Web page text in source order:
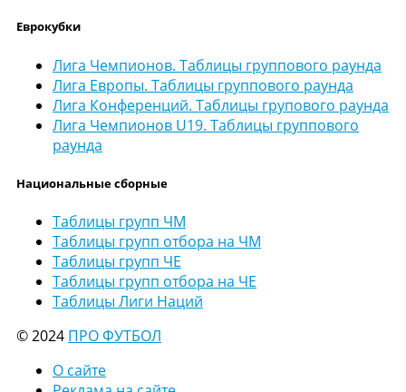
Еврокубки
Лига Чемпионов. Таблицы группового раунда
Лига Европы. Таблицы группового раунда
Лига Конференций. Таблицы групового раунда
Лига Чемпионов U19. Таблицы группового
раунда
Национальные сборные
Таблицы групп ЧМ
Таблицы групп отбора на ЧМ
Таблицы групп ЧЕ
Таблицы групп отбора на ЧЕ
Таблицы Лиги Наций
© 2024 ПРО ФУТБОЛ
О сайте